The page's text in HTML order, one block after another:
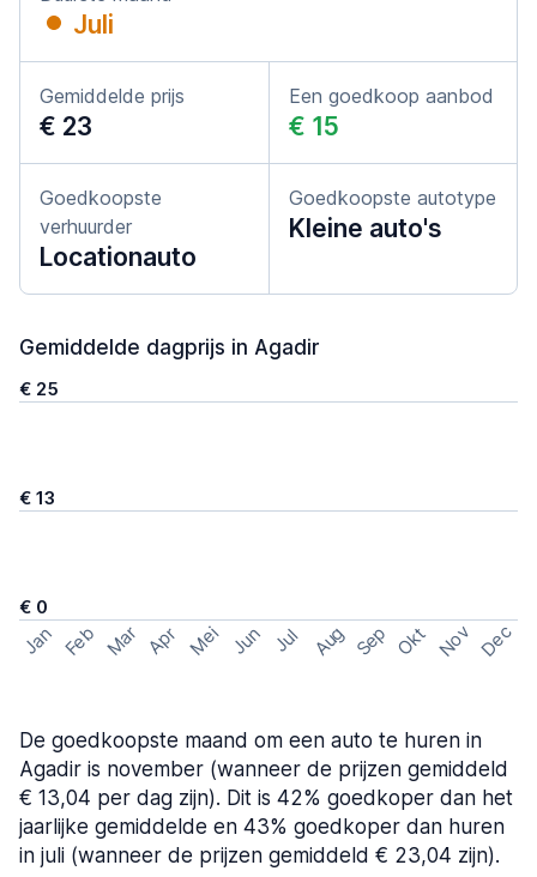
Juli
Gemiddelde prijs
€ 23
Een goedkoop aanbod
€ 15
Goedkoopste
verhuurder
Locationauto
Goedkoopste autotype
Kleine auto's
Gemiddelde dagprijs in Agadir
€ 25
€ 13
€ 0
Jan Feb Mar Apr Mei Jun Jul Aug Sep Okt Nov Dec
De goedkoopste maand om een auto te huren in
Agadir is november (wanneer de prijzen gemiddeld
€ 13,04 per dag zijn). Dit is 42% goedkoper dan het
jaarlijke gemiddelde en 43% goedkoper dan huren
in juli (wanneer de prijzen gemiddeld € 23,04 zijn).